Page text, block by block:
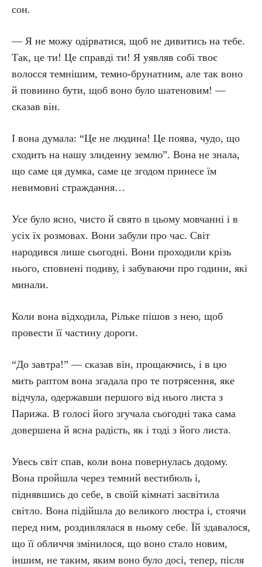
сон.
— Я не можу одірватися, щоб не дивитись на тебе.
Так, це ти! Це справді ти! Я уявляв собі твоє
волосся темнішим, темно-брунатним, але так воно
й повинно бути, щоб воно було шатеновим! —
сказав він.
І вона думала: “Це не людина! Це поява, чудо, що
сходить на нашу злиденну землю”. Вона не знала,
що саме ця думка, саме це згодом принесе їм
невимовні страждання…
Усе було ясно, чисто й свято в цьому мовчанні і в
усіх їх розмовах. Вони забули про час. Світ
народився лише сьогодні. Вони проходили крізь
нього, сповнені подиву, і забуваючи про години, які
минали.
Коли вона відходила, Рільке пішов з нею, щоб
провести її частину дороги.
“До завтра!” — сказав він, прощаючись, і в цю
мить раптом вона згадала про те потрясення, яке
відчула, одержавши першого від нього листа з
Парижа. В голосі його згучала сьогодні така сама
довершена й ясна радість, як і тоді з його листа.
Увесь світ спав, коли вона повернулась додому.
Вона пройшла через темний вестибюль і,
піднявшись до себе, в своїй кімнаті засвітила
світло. Вона підійшла до великого люстра і, стоячи
перед ним, роздивлялася в ньому себе. Їй здавалося,
що її обличчя змінилося, що воно стало новим,
іншим, не таким, яким воно було досі, тепер, після